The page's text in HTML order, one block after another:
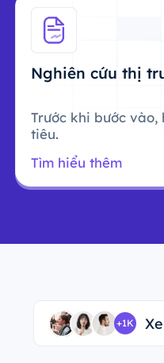
Nghiên cứu thị
Trước khi bước
tiêu.
Tìm hiểu thêm
+1K